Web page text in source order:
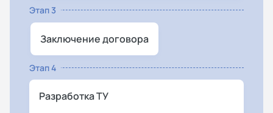
Этап 3
Заключение договора
Этап 4
Разработка ТУ